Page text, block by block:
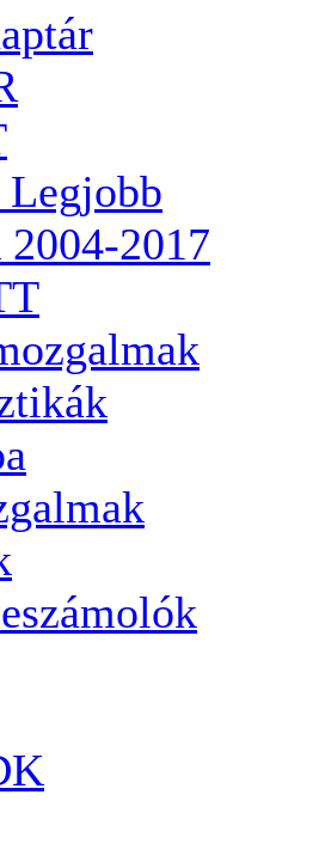
Legjobb
2017